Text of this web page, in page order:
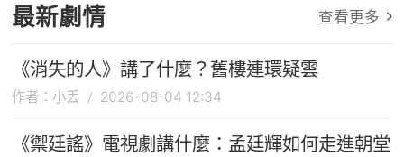
最新劇情 查看更多
《消失的人》講了什麼？舊樓連環疑雲
作者：小丢 2026-08-04 12:34
《禦廷謠》電視劇講什麼：孟廷輝如何走進朝堂